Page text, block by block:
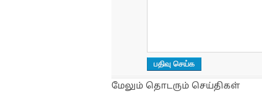
மேலும் தொடரும் செய்திகள்